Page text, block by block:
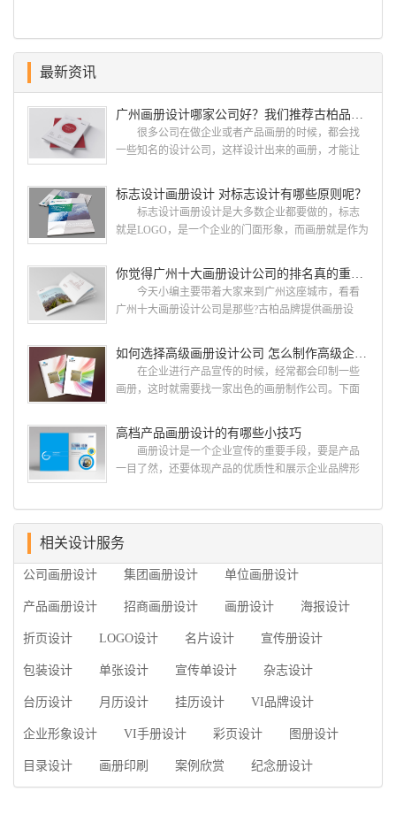
最新资讯
很多公司在做企业或者产品画册的时候，都会找
一些知名的设计公司，这样设计出来的画册，才能让
就给大家说说广州画册设计找哪家公司。 广州画
册设计哪家公司好？本地人都会选择古柏品牌设
计 广州古柏品牌设计有限公司成立于2004年，是
由一群专业、独特的IT精英组成的团队。一直以来，
国网络应用的现状和趋势有很深的...
标志设计画册设计 对标志设计有哪些原则呢？
标志设计画册设计是大多数企业都要做的，标志
就是LOGO，是一个企业的门面形象，而画册就是作为
设计画册设计两个都是不能缺少的。标志设计画册设
计 简练、概括、完美!即要成功到几乎找不至更好
的替代方案的程度是我们的目标，其难度比之其它任
何艺术设计都要大得多。因此古柏品牌设计对标志设
用目的、适用范畴并深刻...
今天小编主要带着大家来到广州这座城市，看看
广州十大画册设计公司是那些?古柏品牌提供画册设
计经验,服务过3000多家的广州集团/单位/产品/目录画
册设计/印刷公司。相信不少喜欢设计的小伙伴都会对
今天的内容感兴趣吧! 一、广州的古柏设计 古
柏品牌设计系品牌策划与推广，企业vi形象设计、平面
广的专业...
在企业进行产品宣传的时候，经常都会印制一些
画册，这时就需要找一家出色的画册制作公司。下面
司，怎么制作高级企业画册?高级画册设计公司 如
何选择高级画册设计公司 首先是员工的能力是否
过硬。这包括调研人员观察捕捉信息、与企业顺利沟
通进而获取重要信息的能力;摄影人员拍摄出真实有效
练掌握制作软件，深谙画册设...
高档产品画册设计的有哪些小技巧
画册设计是一个企业宣传的重要手段，要是产品
一目了然，还要体现产品的优质性和展示企业品牌形
产品画册设计要注重企业文化，引起客户关注 现
在企业都在使用产品画册来进行市场宣传，高档产品
个成功的高档产品画册设计，能够将一个公司的企业
相关设计服务
公司画册设计 集团画册设计 单位画册设计
产品画册设计 招商画册设计 画册设计 海报设计
折页设计 LOGO设计 名片设计 宣传册设计
包装设计 单张设计 宣传单设计 杂志设计
台历设计 月历设计 挂历设计 VI品牌设计
企业形象设计 VI手册设计 彩页设计 图册设计
目录设计 画册印刷 案例欣赏 纪念册设计